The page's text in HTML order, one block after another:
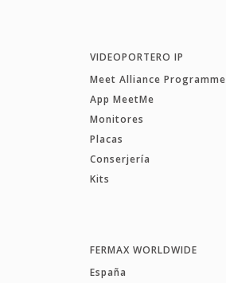
VIDEOPORTERO IP
Meet Alliance Programme
App MeetMe
Monitores
Placas
Conserjería
Kits
FERMAX WORLDWIDE
España